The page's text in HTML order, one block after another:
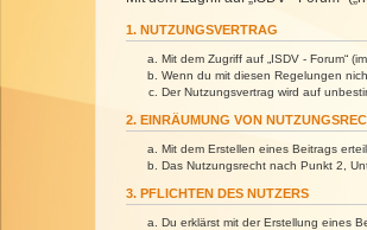
1. NUTZUNGSVERTRAG
Mit dem Zugriff auf „ISDV - Forum“
Wenn du mit diesen Regelungen
Der Nutzungsvertrag wird auf
2. EINRÄUMUNG VON
Mit dem Erstellen eines Beitrags
Das Nutzungsrecht nach Punkt 2,
3. PFLICHTEN DES NUTZERS
Du erklärst mit der Erstellung eines